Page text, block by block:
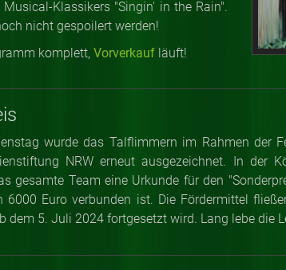
Klassikers "Singin' in the Rain".
nicht gespoilert werden!
komplett, Vorverkauf läuft!
wurde das Talflimmern im Rahmen der
NRW erneut ausgezeichnet. In der
gesamte Team eine Urkunde für den
6000 Euro verbunden ist. Die Fördermittel
dem 5. Juli 2024 fortgesetzt wird. Lang lebe die